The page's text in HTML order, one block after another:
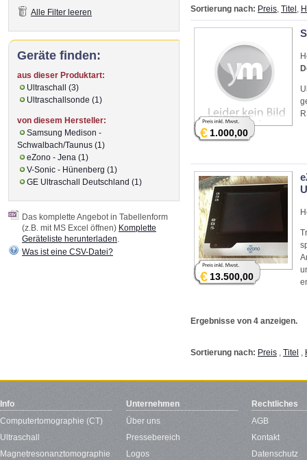
Sortierung nach: Preis Titel
€1.000,00
€13.500,00
Ergebnisse von 4 anzeigen.
Sortierung nach: Preis , Titel ,
Alle Filter leeren
Geräte finden:
aus dieser Produktart:
Ultraschall (3)
Ultraschallsonde (1)
von diesem Hersteller:
Samsung Medison -
Schwalbach/Taunus (1)
eZono - Jena (1)
V-Sonic - Hünenberg (1)
GE Ultraschall Deutschland (1)
Das komplette Angebot in Tabellenform
(z.B. mit MS Excel öffnen) Komplette
Geräteliste herunterladen
Was ist eine CSV-Datei?
Info
Computertomographie (CT)
Ultraschall
Magnetresonanztomographie
Unternehmen
Über uns
Pressebereich
Logos
Rechtliches
AGB
Kontakt
Datenschutz